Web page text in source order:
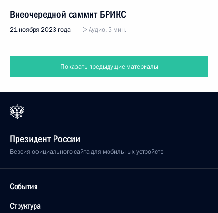
Внеочередной саммит БРИКС
21 ноября 2023 года Аудио, 5 мин.
Показать предыдущие материалы
Президент России
Версия официального сайта для мобильных устройств
События
Структура